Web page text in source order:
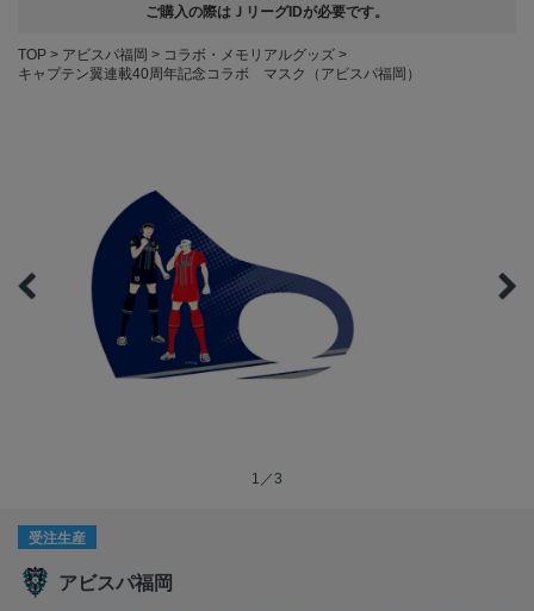
ご購入の際はＪリーグIDが必要です。
TOP アビスパ福岡
コラボ・メモリアルグッズ
キャプテン翼連載40周年記念コラボ マスク（アビスパ福岡）
1／3
受注生産
アビスパ福岡